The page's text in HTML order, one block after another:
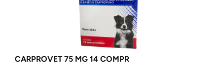
CARPROVET 75 MG 14 COMPR